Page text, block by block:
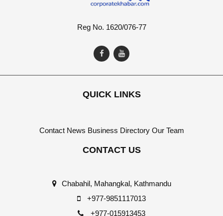
Reg No. 1620/076-77
QUICK LINKS
Contact News Business Directory Our Team
CONTACT US
Chabahil, Mahangkal, Kathmandu
+977-9851117013
+977-015913453